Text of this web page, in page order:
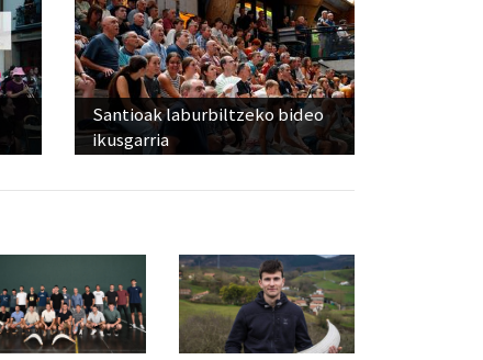
Santioak laburbiltzeko bideo
ikusgarria